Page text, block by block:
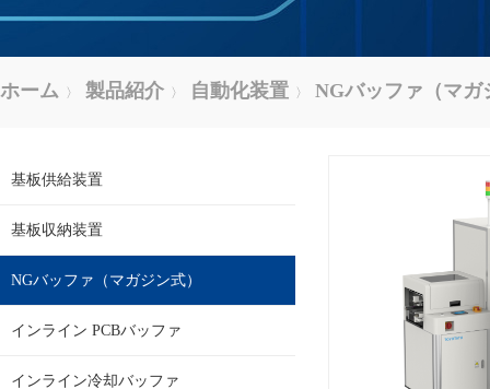
ホーム 〉 製品紹介 〉 自動化装置 〉 NGバッファ（マガ
基板供給装置
基板収納装置
NGバッファ（マガジン式）
インライン PCBバッファ
インライン冷却バッファ